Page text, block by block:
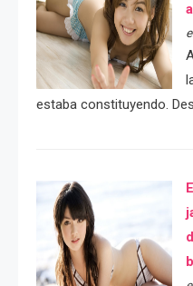
estaba constituyendo.